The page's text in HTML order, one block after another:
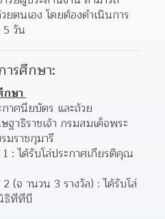
ยตนเอง โดยต้องดำเนินการ
วัน
รศึกษา:
กษา
กาศนียบัตร และถ้วย
าธิราชเจ้า กรมสมเด็จพระ
มราชกุมารี
: ได้รับโล่ประกาศเกียรติคุณ
(จ านวน 3 รางวัล) : ได้รับโล่
ธิทีทีบี